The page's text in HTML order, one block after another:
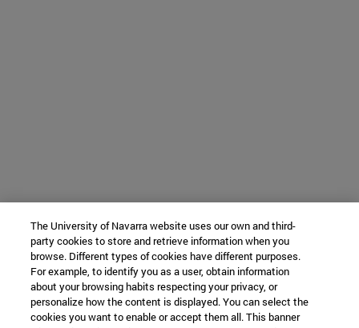
The University of Navarra website uses our own and third-
party cookies to store and retrieve information when you
browse. Different types of cookies have different purposes.
For example, to identify you as a user, obtain information
about your browsing habits respecting your privacy, or
personalize how the content is displayed. You can select the
cookies you want to enable or accept them all. This banner